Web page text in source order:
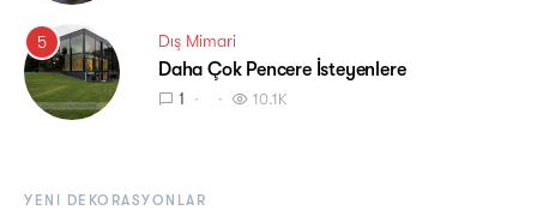
5 Dış Mimari
Daha Çok Pencere İsteyenlere
1 10.1K
YENI DEKORASYONLAR